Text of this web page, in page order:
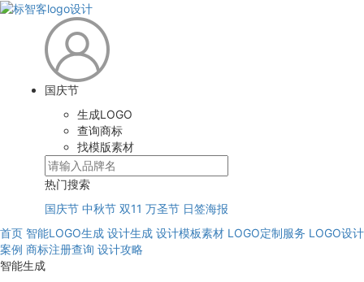
国庆节
生成LOGO
查询商标
找模版素材
热门搜索
国庆节 中秋节 双11 万圣节 日签海报
首页 智能LOGO生成 设计生成 设计模板素材 LOGO定制服务 LOGO设计
案例 商标注册查询 设计攻略
智能生成